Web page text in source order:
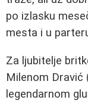
po izlasku
mesta i u
Za ljubitelje
Milenom Dravić
legendarnom